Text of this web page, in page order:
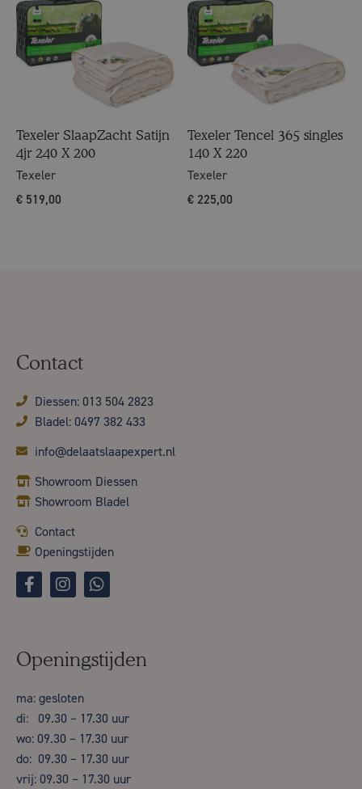
Texeler SlaapZacht Satijn
4jr 240 X 200
Texeler
€ 519,00
Texeler Tencel 365 singles
140 X 220
Texeler
€ 225,00
Contact
Diessen: 013 504 2823
Bladel: 0497 382 433
info@delaatslaapexpert.nl
Showroom Diessen
Showroom Bladel
Contact
Openingstijden
Openingstijden
ma: gesloten
di: 09.30 – 17.30 uur
wo: 09.30 – 17.30 uur
do: 09.30 – 17.30 uur
vrij: 09.30 – 17.30 uur